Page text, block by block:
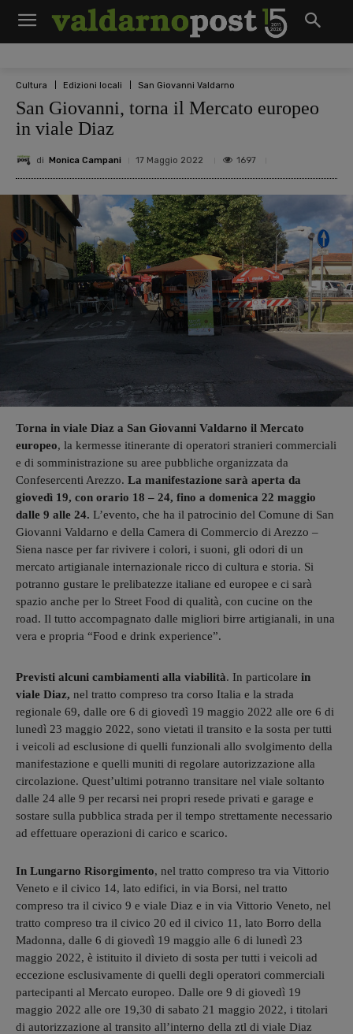
Cultura Edizioni locali San Giovanni Valdarno
San Giovanni, torna il Mercato europeo
in viale Diaz
di Monica Campani 17 Maggio 2022 1697
Torna in viale Diaz a San Giovanni Valdarno il Mercato
europeo, la kermesse itinerante di operatori stranieri commerciali
e di somministrazione su aree pubbliche organizzata da
Confesercenti Arezzo. La manifestazione sarà aperta da
giovedì 19, con orario 18 – 24, fino a domenica 22 maggio
dalle 9 alle 24. L’evento, che ha il patrocinio del Comune di San
Giovanni Valdarno e della Camera di Commercio di Arezzo –
Siena nasce per far rivivere i colori, i suoni, gli odori di un
mercato artigianale internazionale ricco di cultura e storia. Si
potranno gustare le prelibatezze italiane ed europee e ci sarà
spazio anche per lo Street Food di qualità, con cucine on the
road. Il tutto accompagnato dalle migliori birre artigianali, in una
vera e propria “Food e drink experience”.
Previsti alcuni cambiamenti alla viabilità. In particolare in
viale Diaz, nel tratto compreso tra corso Italia e la strada
regionale 69, dalle ore 6 di giovedì 19 maggio 2022 alle ore 6 di
lunedì 23 maggio 2022, sono vietati il transito e la sosta per tutti
i veicoli ad esclusione di quelli funzionali allo svolgimento della
manifestazione e quelli muniti di regolare autorizzazione alla
circolazione. Quest’ultimi potranno transitare nel viale soltanto
dalle 24 alle 9 per recarsi nei propri resede privati e garage e
sostare sulla pubblica strada per il tempo strettamente necessario
ad effettuare operazioni di carico e scarico.
In Lungarno Risorgimento, nel tratto compreso tra via Vittorio
Veneto e il civico 14, lato edifici, in via Borsi, nel tratto
compreso tra il civico 9 e viale Diaz e in via Vittorio Veneto, nel
tratto compreso tra il civico 20 ed il civico 11, lato Borro della
Madonna, dalle 6 di giovedì 19 maggio alle 6 di lunedì 23
maggio 2022, è istituito il divieto di sosta per tutti i veicoli ad
eccezione esclusivamente di quelli degli operatori commerciali
partecipanti al Mercato europeo. Dalle ore 9 di giovedì 19
maggio 2022 alle ore 19,30 di sabato 21 maggio 2022, i titolari
di autorizzazione al transito all’interno della ztl di viale Diaz